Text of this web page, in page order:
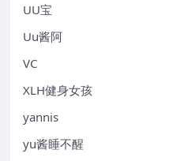
UU宝
Uu酱阿
VC
XLH健身女孩
yannis
yu酱睡不醒